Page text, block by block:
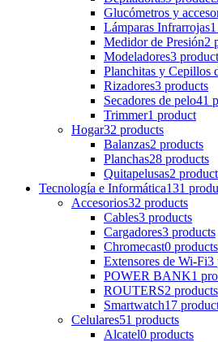
Glucómetros y
Lámparas Infrarrojas
Medidor de Presión2
Modeladores3
Planchitas y Cepillos
Rizadores3 products
Secadores de pelo41
Trimmer1 product
Hogar32 products
Balanzas2 products
Planchas28 products
Quitapelusas2
Tecnología e Informática131
Accesorios32 products
Cables3 products
Cargadores3 products
Chromecast0 products
Extensores de Wi-Fi3
POWER BANK1
ROUTERS2 products
Smartwatch17
Celulares51 products
Alcatel0 products